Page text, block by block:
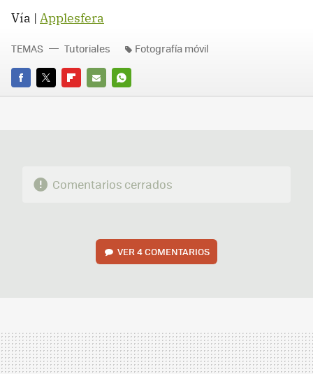
Vía | Applesfera
FACEBOOK
TWITTERFLIPBOARD
E-
WHATSAPP
TEMAS Tutoriales Fotografía móvil
Comentarios cerrados
VER4 COMENTARIOS